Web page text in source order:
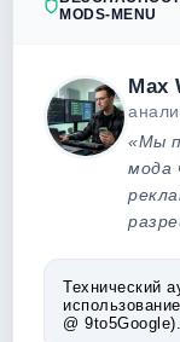
MODS-MENU
Max
«Мы
мода
Технический
@ 9to5Google).